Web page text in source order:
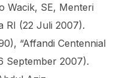
Wacik, SE, Menteri
RI (22 Juli 2007).
“Affandi Centennial
September 2007).